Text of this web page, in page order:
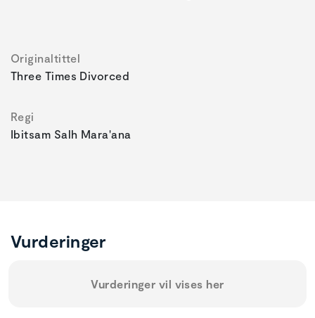
Originaltittel
Three Times Divorced
Regi
Ibitsam Salh Mara'ana
Vurderinger
Vurderinger vil vises her